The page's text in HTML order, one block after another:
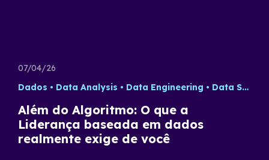
07/04/26
Dados
Data Analysis Data Engineering Data Science
Além do Algoritmo: O que a
Liderança baseada em dados
realmente exige de você